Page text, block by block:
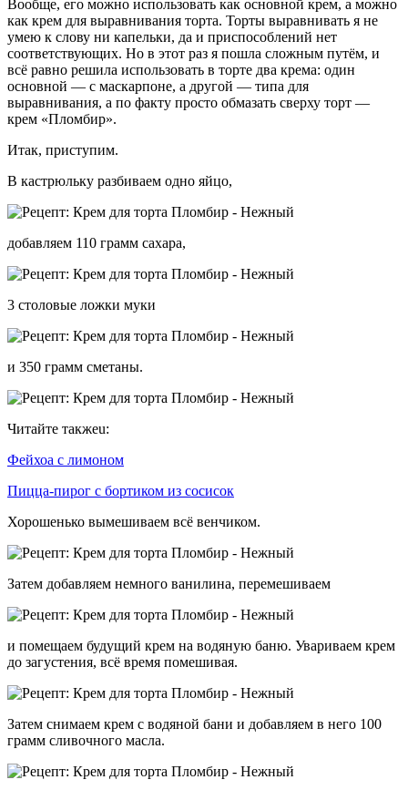
Вообще, его можно использовать как основной крем, а можно
как крем для выравнивания торта. Торты выравнивать я не
умею к слову ни капельки, да и приспособлений нет
соответствующих. Но в этот раз я пошла сложным путём, и
всё равно решила использовать в торте два крема: один
основной — с маскарпоне, а другой — типа для
выравнивания, а по факту просто обмазать сверху торт —
крем «Пломбир».
Итак, приступим.
В кастрюльку разбиваем одно яйцо,
добавляем 110 грамм сахара,
3 столовые ложки муки
и 350 грамм сметаны.
Читайте такжеu:
Фейхоа с лимоном
Пицца-пирог с бортиком из сосисок
Хорошенько вымешиваем всё венчиком.
Затем добавляем немного ванилина, перемешиваем
и помещаем будущий крем на водяную баню. Увариваем крем
до загустения, всё время помешивая.
Затем снимаем крем с водяной бани и добавляем в него 100
грамм сливочного масла.